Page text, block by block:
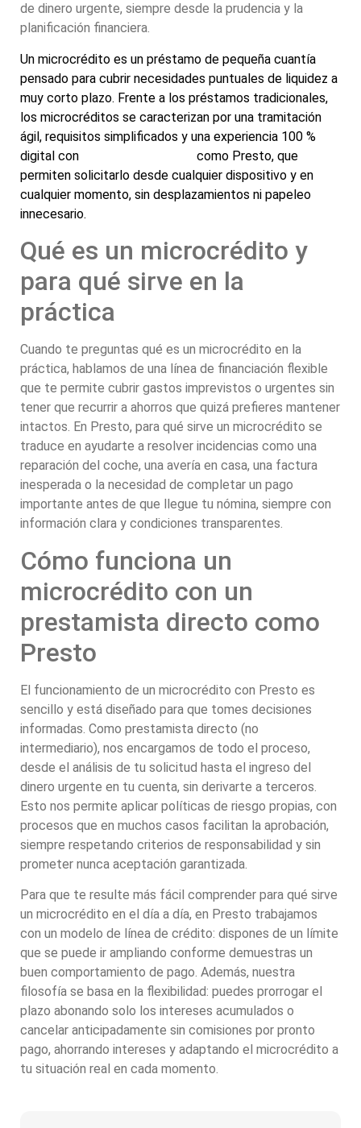
de dinero urgente, siempre desde la prudencia y la
planificación financiera.
Un microcrédito es un préstamo de pequeña cuantía
pensado para cubrir necesidades puntuales de liquidez a
muy corto plazo. Frente a los préstamos tradicionales,
los microcréditos se caracterizan por una tramitación
ágil, requisitos simplificados y una experiencia 100 %
digital con
como Presto, que
permiten solicitarlo desde cualquier dispositivo y en
cualquier momento, sin desplazamientos ni papeleo
innecesario.
Qué es un microcrédito y
para qué sirve en la
práctica
Cuando te preguntas qué es un microcrédito en la
práctica, hablamos de una línea de financiación flexible
que te permite cubrir gastos imprevistos o urgentes sin
tener que recurrir a ahorros que quizá prefieres mantener
intactos. En Presto, para qué sirve un microcrédito se
traduce en ayudarte a resolver incidencias como una
reparación del coche, una avería en casa, una factura
inesperada o la necesidad de completar un pago
importante antes de que llegue tu nómina, siempre con
información clara y condiciones transparentes.
Cómo funciona un
microcrédito con un
prestamista directo como
Presto
El funcionamiento de un microcrédito con Presto es
sencillo y está diseñado para que tomes decisiones
informadas. Como prestamista directo (no
intermediario), nos encargamos de todo el proceso,
desde el análisis de tu solicitud hasta el ingreso del
dinero urgente en tu cuenta, sin derivarte a terceros.
Esto nos permite aplicar políticas de riesgo propias, con
procesos que en muchos casos facilitan la aprobación,
siempre respetando criterios de responsabilidad y sin
prometer nunca aceptación garantizada.
Para que te resulte más fácil comprender para qué sirve
un microcrédito en el día a día, en Presto trabajamos
con un modelo de línea de crédito: dispones de un límite
que se puede ir ampliando conforme demuestras un
buen comportamiento de pago. Además, nuestra
filosofía se basa en la flexibilidad: puedes prorrogar el
plazo abonando solo los intereses acumulados o
cancelar anticipadamente sin comisiones por pronto
pago, ahorrando intereses y adaptando el microcrédito a
tu situación real en cada momento.